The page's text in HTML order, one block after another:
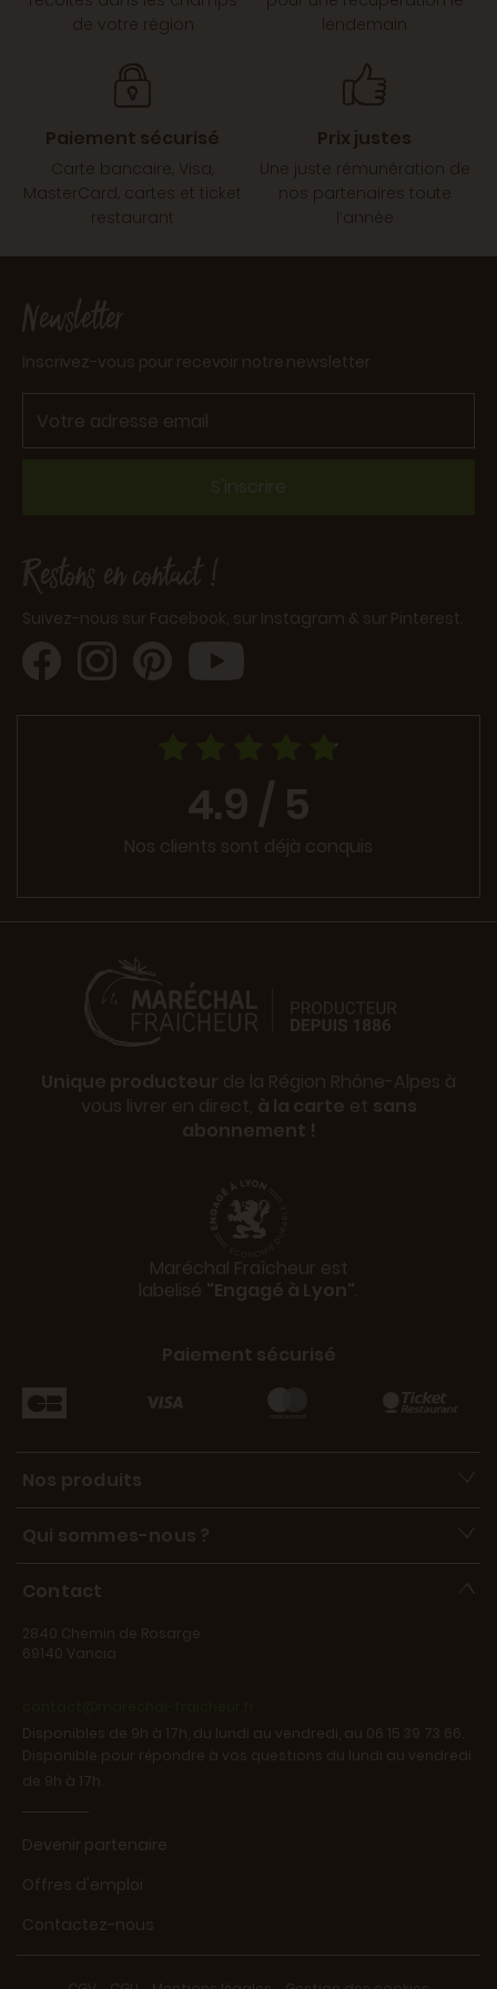
de votre région
lendemain
Paiement sécurisé
Carte bancaire, Visa,
MasterCard, cartes et ticket
restaurant
Prix justes
Une juste rémunération de
nos partenaires toute
l’année
Newsletter
Inscrivez-vous pour recevoir notre newsletter
S'inscrire
Restons en contact !
Suivez-nous sur Facebook, sur Instagram & sur Pinterest.
4.9 / 5
Nos clients sont déjà conquis
Unique producteur de la Région Rhône-Alpes à
vous livrer en direct, à la carte et sans
abonnement !
Maréchal Fraîcheur est
labelisé "Engagé à Lyon".
Paiement sécurisé
Nos produits
Qui sommes-nous ?
Contact
2840 Chemin de Rosarge
69140 Vancia
Disponibles de 9h à 17h, du lundi au vendredi, au 06 15 39 73 66.
Disponible pour répondre à vos questions du lundi au vendredi
de 9h à 17h.
Devenir partenaire
Offres d'emploi
Contactez-nous